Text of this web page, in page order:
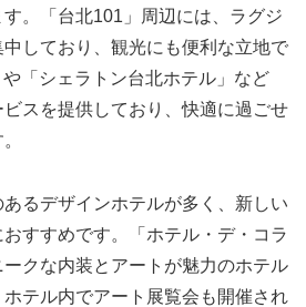
。「台北101」周辺には、ラグジ
中しており、観光にも便利な立地で
「シェラトン台北ホテル」など
スを提供しており、快適に過ごせ
るデザインホテルが多く、新しい
すすめです。「ホテル・デ・コラ
クな内装とアートが魅力のホテル
テル内でアート展覧会も開催され